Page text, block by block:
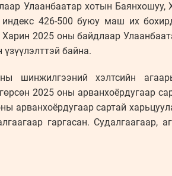
Улаанбаатар хотын Баянхошуу,
426-500 буюу маш их
2025 оны байдлаар
байна.
шинжилгээний хэлтсийн
2025 оны арванхоёрдугаар
арванхоёрдугаар сартай
гаргасан. Судалгаагаар,